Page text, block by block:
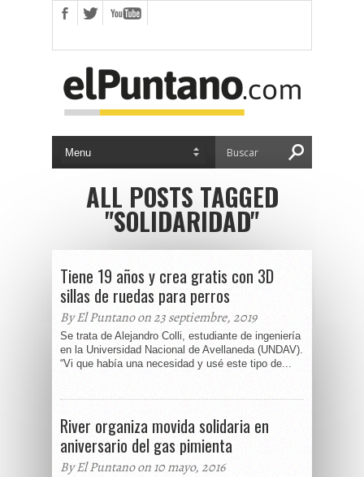
ALL POSTS TAGGED
"SOLIDARIDAD"
Tiene 19 años y crea gratis con 3D
sillas de ruedas para perros
By El Puntano on 23 septiembre, 2019
Se trata de Alejandro Colli, estudiante de ingeniería
en la Universidad Nacional de Avellaneda (UNDAV).
“Vi que había una necesidad y usé este tipo de...
River organiza movida solidaria en
aniversario del gas pimienta
By El Puntano on 10 mayo, 2016